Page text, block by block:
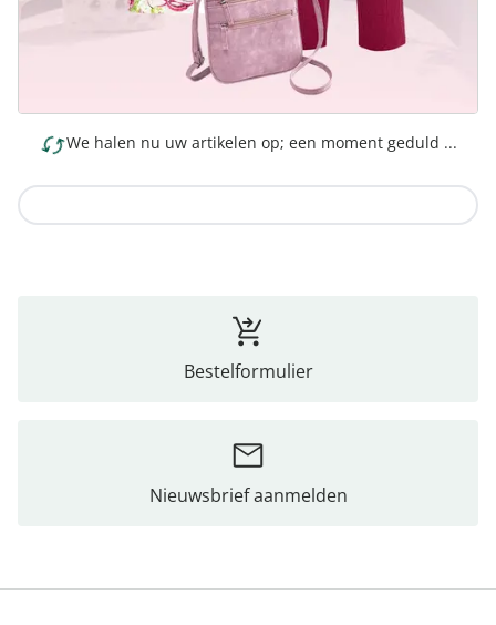
We halen nu uw artikelen op; een moment geduld ...
Bestelformulier
Nieuwsbrief aanmelden